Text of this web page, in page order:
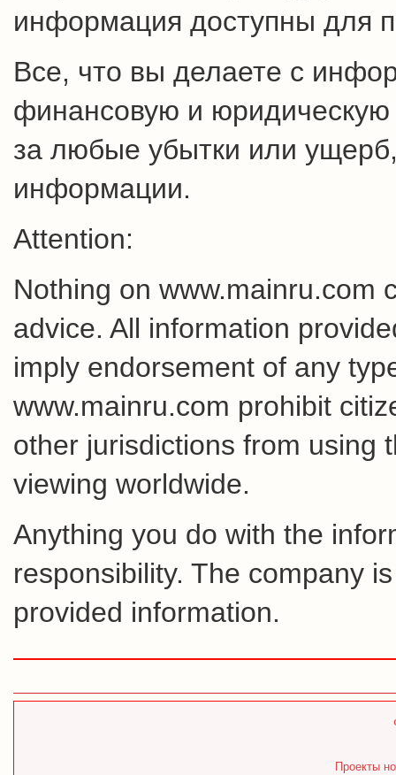
информация доступны для
Все, что вы делаете с
финансовую и юридическую
за любые убытки или
информации.
Attention:
Nothing on www.mainru.com
advice. All information
imply endorsement of any
www.mainru.com prohibit
other jurisdictions from using
viewing worldwide.
Anything you do with the
responsibility. The company
provided information.
Проекты